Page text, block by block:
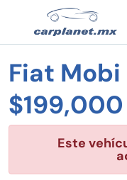
Fiat Mobi
$199,000
Este